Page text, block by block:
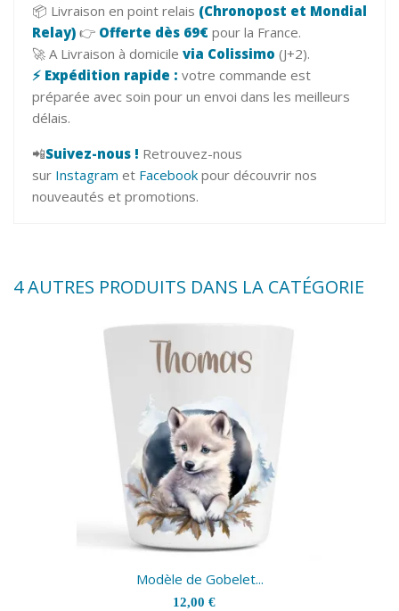
📦 Livraison en point relais (Chronopost et Mondial
Relay) 👉 Offerte dès 69€ pour la France.
🚀 A Livraison à domicile via Colissimo (J+2).
⚡ Expédition rapide : votre commande est
préparée avec soin pour un envoi dans les meilleurs
délais.
📲Suivez-nous ! Retrouvez-nous
sur Instagram et Facebook pour découvrir nos
nouveautés et promotions.
4 AUTRES PRODUITS DANS LA CATÉGORIE
Modèle de Gobelet...
12,00 €